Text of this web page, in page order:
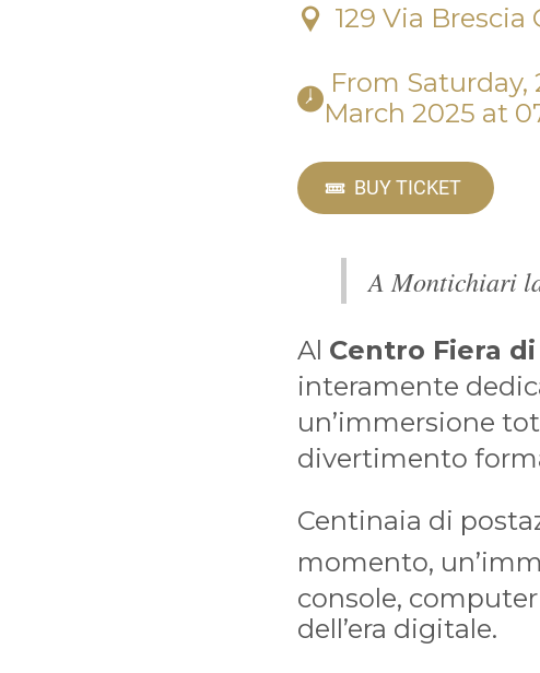
129 Via Brescia
March 2025 at
BUY TICKET
A Montichiari
Al Centro Fiera
interamente
un’immersione
divertimento
Centinaia di
momento,
console,
dell’era digitale.